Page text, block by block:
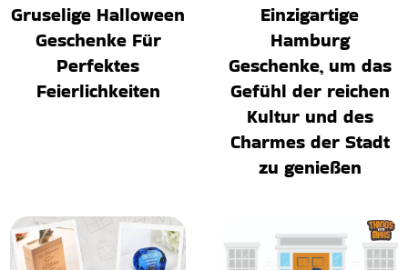
Gruselige Halloween
Geschenke Für
Perfektes
Feierlichkeiten
Einzigartige
Hamburg
Geschenke, um das
Gefühl der reichen
Kultur und des
Charmes der Stadt
zu genießen